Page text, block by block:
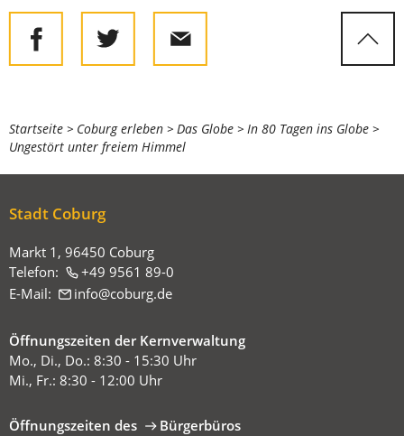
Sie
befinden
hier:
Startseite Coburg erleben Das Globe
In 80 Tagen ins Globe
Ungestört unter freiem Himmel
Stadt Coburg
Markt 1, 96450 Coburg
Telefon:
+49 9561 89-0
E-Mail:
info coburg de
Öffnungszeiten der Kernverwaltung
Mo., Di., Do.: 8:30 - 15:30 Uhr
Mi., Fr.: 8:30 - 12:00 Uhr
Öffnungszeiten des
Bürgerbüros